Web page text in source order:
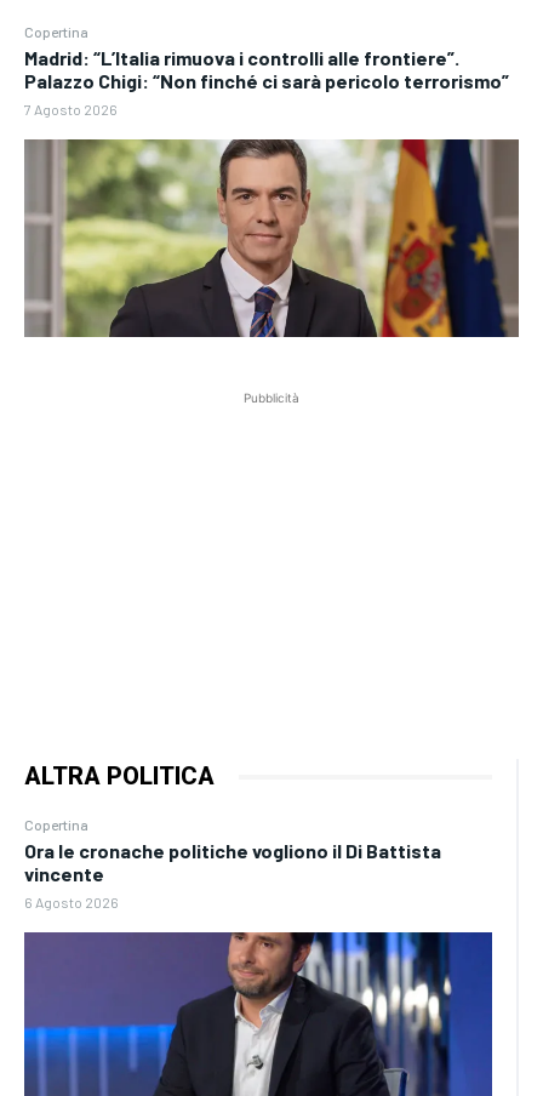
Copertina
Madrid: “L’Italia rimuova i controlli alle frontiere”.
Palazzo Chigi: “Non finché ci sarà pericolo terrorismo”
7 Agosto 2026
Pubblicità
ALTRA POLITICA
Copertina
Ora le cronache politiche vogliono il Di Battista
vincente
6 Agosto 2026